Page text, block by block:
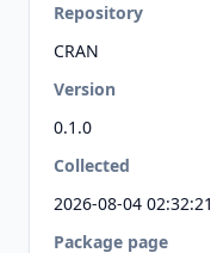
Repository
CRAN
Version
0.1.0
Collected
2026-08-04 02:32:21
Package page